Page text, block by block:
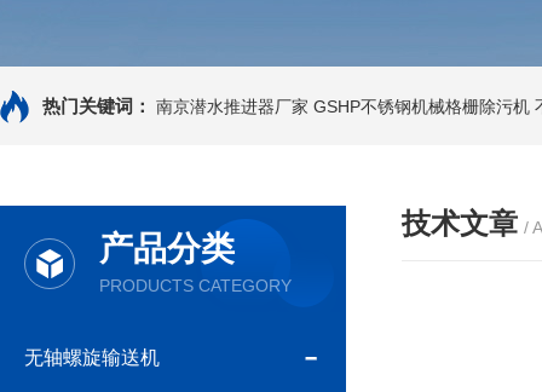
热门关键词： 南京潜水推进器厂家 GSHP不锈钢机械格栅除污机
产品分类
PRODUCTS CATEGORY
无轴螺旋输送机
技术文章 /